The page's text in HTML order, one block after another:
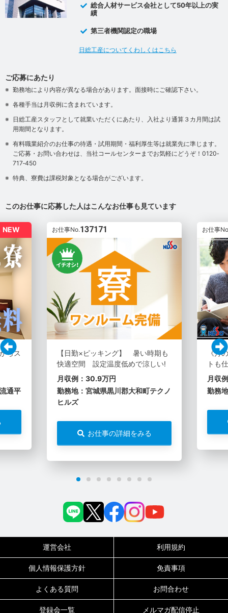
総合人材サービス会社として50年以上の実
績
第三者機関認定の職場
日総工産についてくわしくはこちら
ご応募にあたり
勤務地により内容が異なる場合があります。面接時にご確認下さい。
各種手当は月収例に含まれています。
日総工産スタッフとして就業いただくにあたり、入社より通算３カ月間は試
用期間となります。
有料職業紹介のお仕事の待遇・試用期間・福利厚生等は就業先に準じます。
ご応募・お問い合わせは、当社コールセンターまでお気軽にどうぞ！0120‐
717‐450
特典、寮費は課税対象となる場合がございます。
このお仕事に応募した人はこんなお仕事も見ています
NEW
らス
通平
お仕事No.137171
【日勤×ピッキング】 暑い時期も
快適空間 設定温度低めで涼しい!
月収例：30.9万円
勤務地：宮城県黒川郡大和町テクノ
ヒルズ
お仕事の詳細をみる
お仕事
《月
トも
月収
勤務
運営会社 利用規約
個人情報保護方針 免責事項
よくある質問 お問合わせ
登録会一覧 メルマガ配信停止